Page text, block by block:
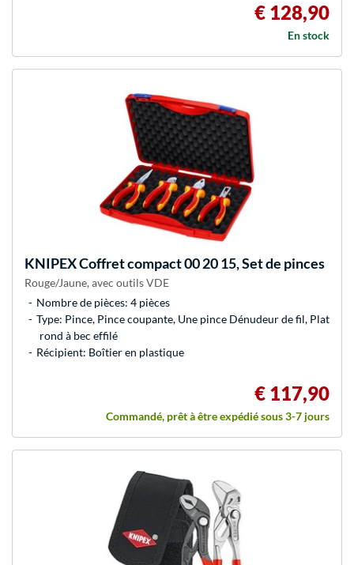
€ 128,90
En stock
KNIPEXCoffret compact 00 20 15, Set de pinces
Rouge/Jaune, avec outils VDE
Nombre de pièces: 4 pièces
Type: Pince, Pince coupante, Une pince Dénudeur de fil, Plat
rond à bec effilé
Récipient: Boîtier en plastique
€ 117,90
Commandé, prêt à être expédié sous 3-7 jours